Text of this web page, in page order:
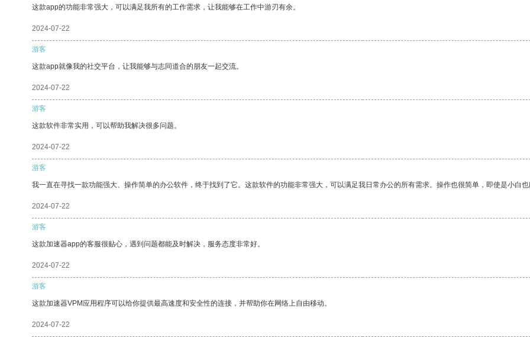
这款app的功能非常强大，可以满足我所有的工作需求，让我能够在工作中游刃有余。
2024-07-22
游客
这款app就像我的社交平台，让我能够与志同道合的朋友一起交流。
2024-07-22
游客
这款软件非常实用，可以帮助我解决很多问题。
2024-07-22
游客
我一直在寻找一款功能强大、操作简单的办公软件，终于找到了它。这款软件的功能非常强大，可以满足我日常办公的所有需求。操作也很简单，即使是小白也
2024-07-22
游客
这款加速器app的客服很贴心，遇到问题都能及时解决，服务态度非常好。
2024-07-22
游客
这款加速器VPM应用程序可以给你提供最高速度和安全性的连接，并帮助你在网络上自由移动。
2024-07-22